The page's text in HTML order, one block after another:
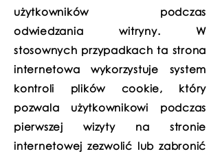
użytkowników podczas
odwiedzania witryny. W
stosownych przypadkach ta strona
internetowa wykorzystuje system
kontroli plików cookie, który
pozwala użytkownikowi podczas
pierwszej wizyty na stronie
internetowej zezwolić lub zabronić